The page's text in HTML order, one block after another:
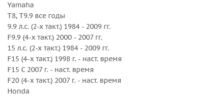
Yamaha
T8, T9.9 все годы
9.9 л.с. (2-х такт.) 1984 - 2009 гг.
F9.9 (4-х такт.) 2000 - 2007 гг.
15 л.с. (2-х такт.) 1984 - 2009 гг.
F15 (4-х такт.) 1998 г. - наст. время
F15 C 2007 г. - наст. время
F20 (4-х такт.) 2007 г. - наст. время
Honda